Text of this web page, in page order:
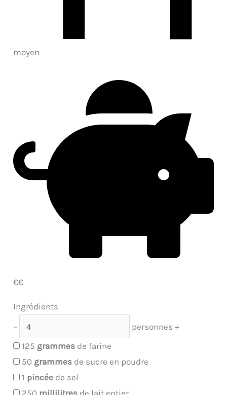
moyen
€€
Ingrédients
–
personnes +
125 grammes de farine
50 grammes de sucre en poudre
1 pincée de sel